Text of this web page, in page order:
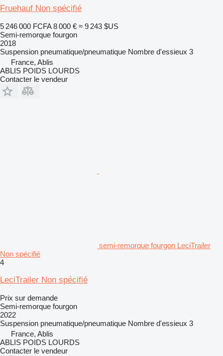
Fruehauf Non spécifié
5 246 000 FCFA 8 000 € ≈ 9 243 $US
Semi-remorque fourgon
2018
Suspension pneumatique/pneumatique Nombre d'essieux 3
France, Ablis
ABLIS POIDS LOURDS
Contacter le vendeur
semi-remorque fourgon LeciTrailer
Non spécifié
4
LeciTrailer Non spécifié
Prix sur demande
Semi-remorque fourgon
2022
Suspension pneumatique/pneumatique Nombre d'essieux 3
France, Ablis
ABLIS POIDS LOURDS
Contacter le vendeur